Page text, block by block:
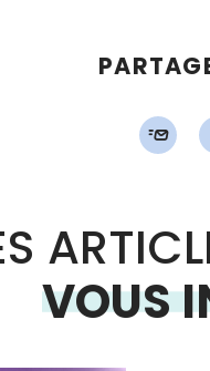
VOUS